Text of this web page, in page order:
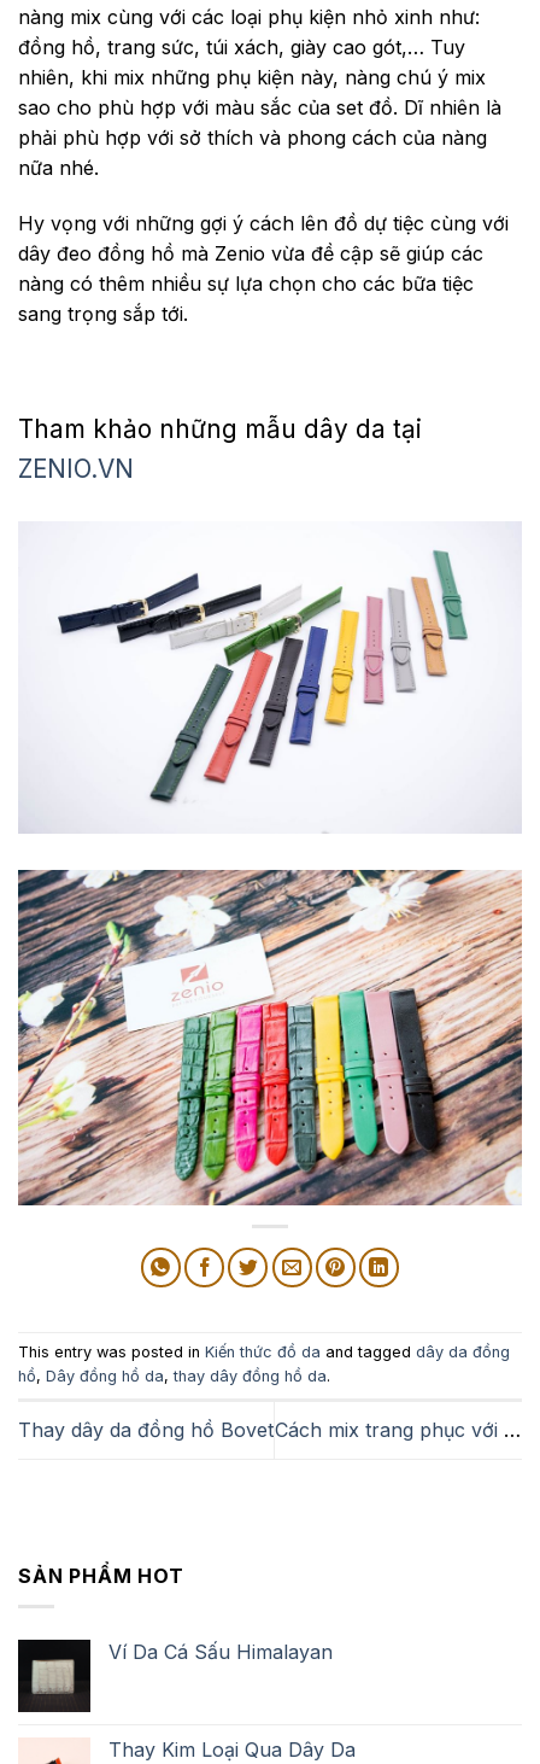
nàng mix cùng với các loại phụ kiện nhỏ xinh như:
đồng hồ, trang sức, túi xách, giày cao gót,… Tuy
nhiên, khi mix những phụ kiện này, nàng chú ý mix
sao cho phù hợp với màu sắc của set đồ. Dĩ nhiên là
phải phù hợp với sở thích và phong cách của nàng
nữa nhé.
Hy vọng với những gợi ý cách lên đồ dự tiệc cùng với
dây đeo đồng hồ mà Zenio vừa đề cập sẽ giúp các
nàng có thêm nhiều sự lựa chọn cho các bữa tiệc
sang trọng sắp tới.
Tham khảo những mẫu dây da tại
ZENIO.VN
This entry was posted in Kiến thức đồ da and tagged dây da đồng
hồ, Dây đồng hồ da,thay dây đồng hồ da.
Thay dây da đồng hồ Bovet Cách mix trang phục với đồng hồ dây da De Grisogono
SẢN PHẨM HOT
Ví Da Cá Sấu Himalayan
Thay Kim Loại Qua Dây Da